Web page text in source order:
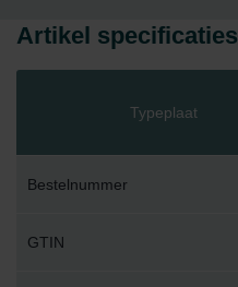
Artikel specificaties
Typeplaat
Bestelnummer
GTIN